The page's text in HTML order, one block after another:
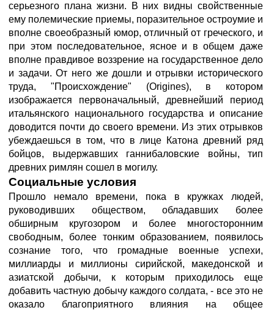
серьезного плана жизни. В них видны свойственные
ему полемические приемы, поразительное остроумие и
вполне своеобразный юмор, отличный от греческого, и
при этом последовательное, ясное и в общем даже
вполне правдивое воззрение на государственное дело
и задачи. От него же дошли и отрывки исторического
труда, "Происхождение" (Origines), в котором
изображается первоначальный, древнейший период
итальянского национального государства и описание
доводится почти до своего времени. Из этих отрывков
убеждаешься в том, что в лице Катона древний ряд
бойцов, выдержавших ганнибаловские войны, тип
древних римлян сошел в могилу.
Социальные условия
Прошло немало времени, пока в кружках людей,
руководивших обществом, обладавших более
обширным кругозором и более многосторонним
свободным, более тонким образованием, появилось
сознание того, что громадные военные успехи,
миллиарды и миллионы сирийской, македонской и
азиатской добычи, к которым приходилось еще
добавить частную добычу каждого солдата, - все это не
оказало благоприятного влияния на общее